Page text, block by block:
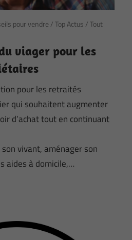
pour vendre /Top Actus /Tout
viager pour les
pour les retraités
qui souhaitent augmenter
d’achat tout en continuant
vivant, aménager son
aides à domicile,…